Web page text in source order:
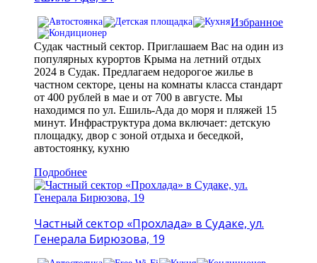
Избранное
Судак частный сектор. Приглашаем Вас на один из
популярных курортов Крыма на летний отдых
2024 в Судак. Предлагаем недорогое жилье в
частном секторе, цены на комнаты класса стандарт
от 400 рублей в мае и от 700 в августе. Мы
находимся по ул. Ешиль-Ада до моря и пляжей 15
минут. Инфраструктура дома включает: детскую
площадку, двор с зоной отдыха и беседкой,
автостоянку, кухню
Подробнее
Частный сектор «Прохлада» в Судаке, ул.
Генерала Бирюзова, 19